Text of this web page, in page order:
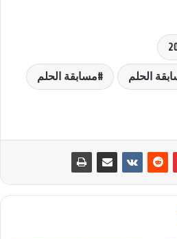
الحلم مسابقة الحلم